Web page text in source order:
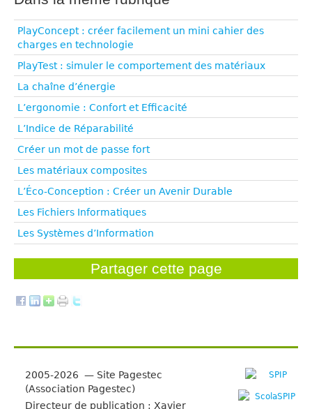
PlayConcept : créer facilement un mini cahier des
charges en technologie
PlayTest : simuler le comportement des matériaux
La chaîne d’énergie
L’ergonomie : Confort et Efficacité
L’Indice de Réparabilité
Créer un mot de passe fort
Les matériaux composites
L’Éco-Conception : Créer un Avenir Durable
Les Fichiers Informatiques
Les Systèmes d’Information
Partager cette page
2005-2026 — Site Pagestec
(Association Pagestec)
Directeur de publication : Xavier